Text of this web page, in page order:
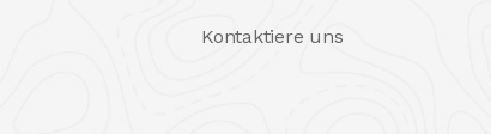
Kontaktiere uns